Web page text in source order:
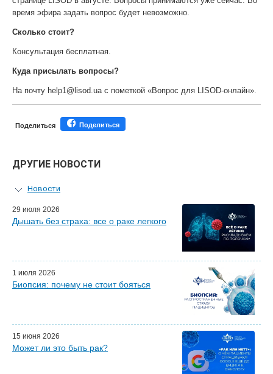
время эфира задать вопрос будет невозможно.
Сколько стоит?
Консультация бесплатная.
Куда присылать вопросы?
На почту help1@lisod.uaс пометкой «Вопрос для LISOD-онлайн».
Поделиться Поделиться
ДРУГИЕ НОВОСТИ
Новости
Персональный гид
Мастер-классы для врачей
Наши партнеры
29 июля 2026
Дышать без страха: все о раке легкого
1 июля 2026
Биопсия: почему не стоит бояться
15 июня 2026
Может ли это быть рак?